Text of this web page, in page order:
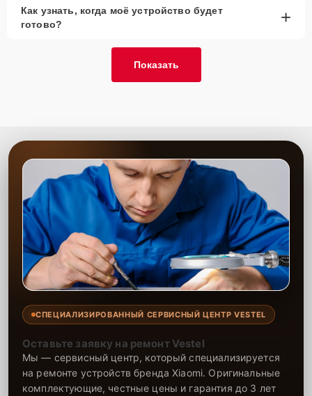
Как узнать, когда моё устройство будет
готово?
+
Показать
СПЕЦИАЛИЗИРОВАННЫЙ СЕРВИСНЫЙ ЦЕНТР VESTEL
Оставьте заявку на ремонт Vestel
Мы — сервисный центр, который специализируется
на ремонте устройств бренда Xiaomi. Оригинальные
комплектующие, честные цены и гарантия до 3 лет